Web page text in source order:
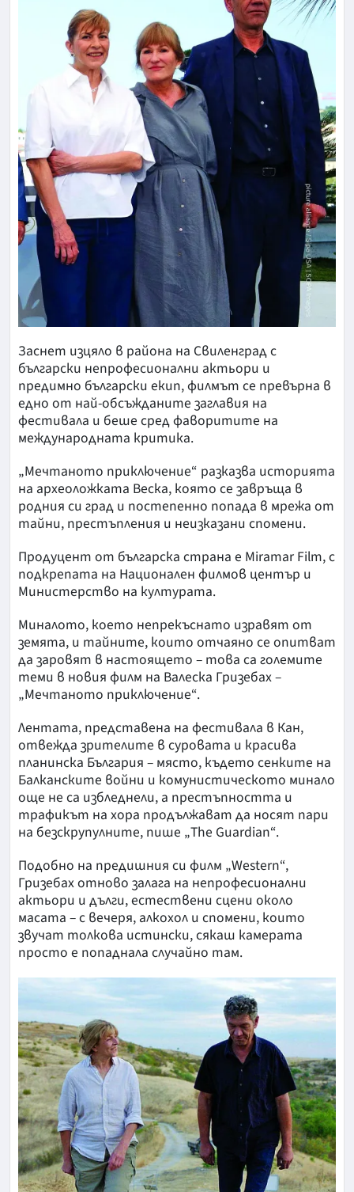
Заснет изцяло в района на Свиленград с
български непрофесионални актьори и
предимно български екип, филмът се превърна в
едно от най-обсъжданите заглавия на
фестивала и беше сред фаворитите на
международната критика.
„Мечтаното приключение“ разказва историята
на археоложката Веска, която се завръща в
родния си град и постепенно попада в мрежа от
тайни, престъпления и неизказани спомени.
Продуцент от българска страна е Miramar Film, с
подкрепата на Национален филмов център и
Министерство на културата.
Миналото, което непрекъснато изравят от
земята, и тайните, които отчаяно се опитват
да заровят в настоящето – това са големите
теми в новия филм на Валеска Гризебах –
„Мечтаното приключение“.
Лентата, представена на фестивала в Кан,
отвежда зрителите в суровата и красива
планинска България – място, където сенките на
Балканските войни и комунистическото минало
още не са избледнели, а престъпността и
трафикът на хора продължават да носят пари
на безскрупулните, пише „The Guardian“.
Подобно на предишния си филм „Western“,
Гризебах отново залага на непрофесионални
актьори и дълги, естествени сцени около
масата – с вечеря, алкохол и спомени, които
звучат толкова истински, сякаш камерата
просто е попаднала случайно там.